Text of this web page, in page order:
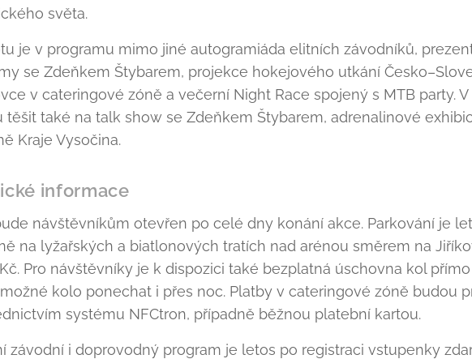
světa.
je v programu mimo jiné autogramiáda elitních závodníků,
se Zdeňkem Štybarem, projekce hokejového utkání
v cateringové zóně a večerní Night Race spojený s MTB party.
těšit také na talk show se Zdeňkem Štybarem, adrenalinové
Kraje Vysočina.
informace
návštěvníkům otevřen po celé dny konání akce. Parkování je
na lyžařských a biatlonových tratích nad arénou směrem na
Pro návštěvníky je k dispozici také bezplatná úschovna kol
kolo ponechat i přes noc. Platby v cateringové zóně budou
systému NFCtron, případně běžnou platební kartou.
závodní i doprovodný program je letos po registraci vstupenky